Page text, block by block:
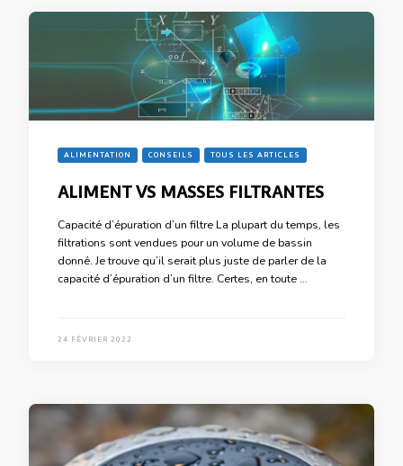
ALIMENTATION CONSEILS TOUS LES ARTICLES
ALIMENT VS MASSES FILTRANTES
Capacité d’épuration d’un filtre La plupart du temps, les
filtrations sont vendues pour un volume de bassin
donné. Je trouve qu’il serait plus juste de parler de la
capacité d’épuration d’un filtre. Certes, en toute …
24 FÉVRIER 2022